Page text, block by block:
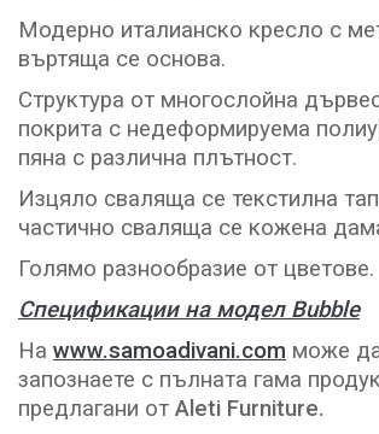
Модерно италианско кресло с
въртяща се основа.
Структура от многослойна
покрита с недеформируема
пяна с различна плътност.
Изцяло сваляща се текстилна
частично сваляща се кожена
Голямо разнообразие от цветове.
Спецификации на модел Bubble
На www.samoadivani.com може
запознаете с пълната гама
предлагани от Aleti Furniture.